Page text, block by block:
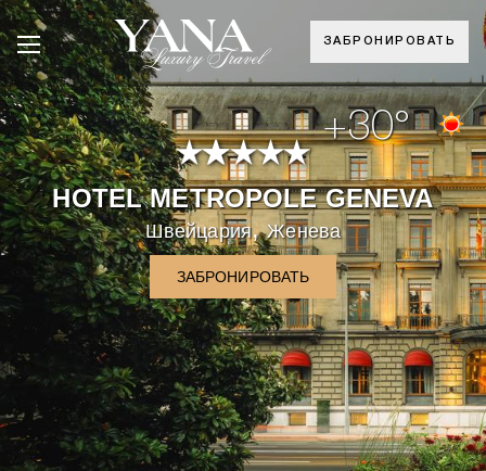
ЗАБРОНИРОВАТЬ
+30°
HOTEL METROPOLE GENEVA
Швейцария,Женева
ЗАБРОНИРОВАТЬ